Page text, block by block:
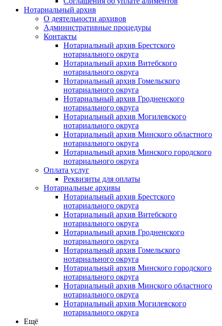
Нотариальный архив
О деятельности архивов
Административные процедуры
Контакты
Нотариальный архив Брестского
нотариального округа
Нотариальный архив Витебского
нотариального округа
Нотариальный архив Гомельского
нотариального округа
Нотариальный архив Гродненского
нотариального округа
Нотариальный архив Могилевского
нотариального округа
Нотариальный архив Минского областного
нотариального округа
Нотариальный архив Минского городского
нотариального округа
Оплата услуг
Реквизиты для оплаты
Нотариальные архивы
Нотариальный архив Брестского
нотариального округа
Нотариальный архив Витебского
нотариального округа
Нотариальный архив Гродненского
нотариального округа
Нотариальный архив Гомельского
нотариального округа
Нотариальный архив Минского городского
нотариального округа
Нотариальный архив Минского областного
нотариального округа
Нотариальный архив Могилевского
нотариального округа
Ещё